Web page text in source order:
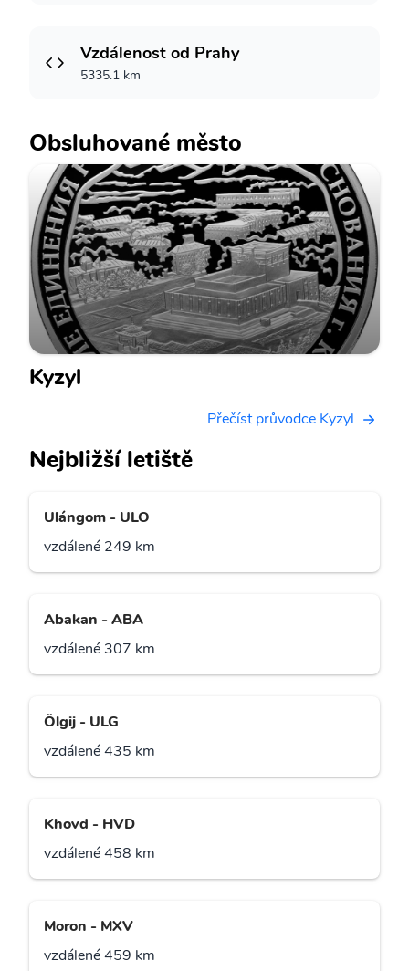
Vzdálenost od Prahy
5335.1 km
Obsluhované město
Kyzyl
Přečíst průvodce Kyzyl
Nejbližší letiště
Ulángom - ULO
vzdálené 249 km
Abakan - ABA
vzdálené 307 km
Ölgij - ULG
vzdálené 435 km
Khovd - HVD
vzdálené 458 km
Moron - MXV
vzdálené 459 km